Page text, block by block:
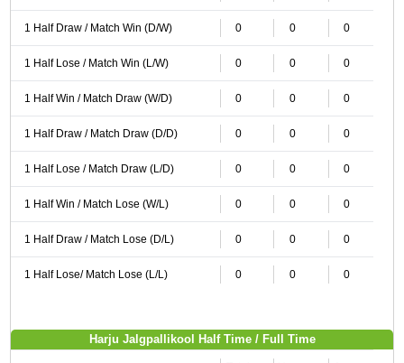
1 Half Draw / Match Win (D/W) 0 0 0
1 Half Lose / Match Win (L/W) 0 0 0
1 Half Win / Match Draw (W/D) 0 0 0
1 Half Draw / Match Draw (D/D) 0 0 0
1 Half Lose / Match Draw (L/D) 0 0 0
1 Half Win / Match Lose (W/L) 0 0 0
1 Half Draw / Match Lose (D/L) 0 0 0
1 Half Lose/ Match Lose (L/L) 0 0 0
Harju Jalgpallikool Half Time / Full Time